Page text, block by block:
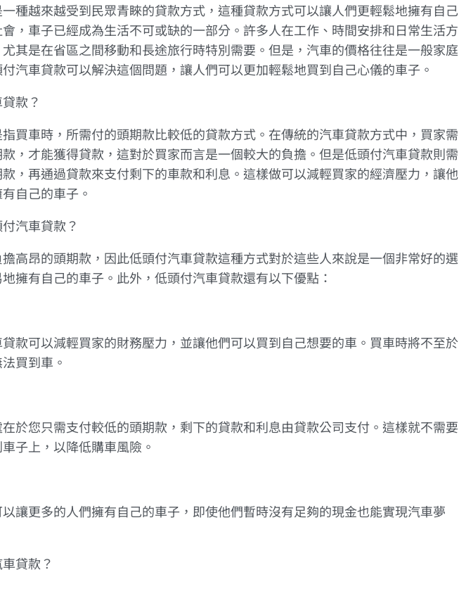
種越來越受到民眾青睞的貸款方式，這種貸款方式可以讓人們更輕鬆地擁有自己
，車子已經成為生活不可或缺的一部分。許多人在工作、時間安排和日常生活方
其是在省區之間移動和長途旅行時特別需要。但是，汽車的價格往往是一般家庭
汽車貸款可以解決這個問題，讓人們可以更加輕鬆地買到自己心儀的車子。
款？
買車時，所需付的頭期款比較低的貸款方式。在傳統的汽車貸款方式中，買家需
，才能獲得貸款，這對於買家而言是一個較大的負擔。但是低頭付汽車貸款則需
，再通過貸款來支付剩下的車款和利息。這樣做可以減輕買家的經濟壓力，讓他
自己的車子。
汽車貸款？
高昂的頭期款，因此低頭付汽車貸款這種方式對於這些人來說是一個非常好的選
擁有自己的車子。此外，低頭付汽車貸款還有以下優點：
款可以減輕買家的財務壓力，並讓他們可以買到自己想要的車。買車時將不至於
買到車。
於您只需支付較低的頭期款，剩下的貸款和利息由貸款公司支付。這樣就不需要
子上，以降低購車風險。
讓更多的人們擁有自己的車子，即使他們暫時沒有足夠的現金也能實現汽車夢
貸款？